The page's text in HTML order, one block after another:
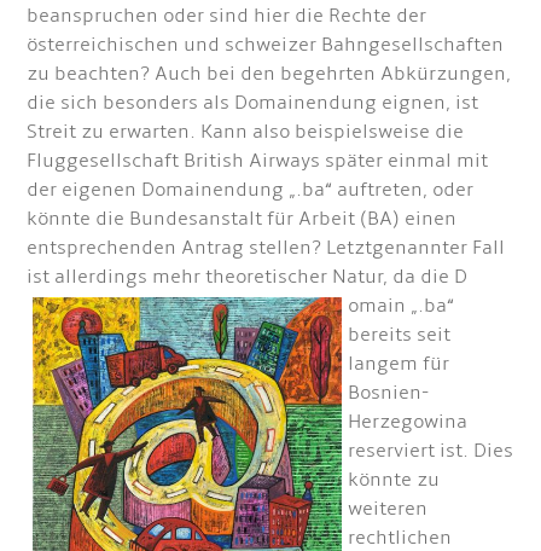
beanspruchen oder sind hier die Rechte der
österreichischen und schweizer Bahngesellschaften
zu beachten? Auch bei den begehrten Abkürzungen,
die sich besonders als Domainendung eignen, ist
Streit zu erwarten. Kann also beispielsweise die
Fluggesellschaft British Airways später einmal mit
der eigenen Domainendung „.ba“ auftreten, oder
könnte die Bundesanstalt für Arbeit (BA) einen
entsprechenden Antrag stellen? Letztgenannter Fall
ist allerdings mehr theoretischer Natur, da die D
omain „.ba“
bereits seit
langem für
Bosnien-
Herzegowina
reserviert ist. Dies
könnte zu
weiteren
rechtlichen